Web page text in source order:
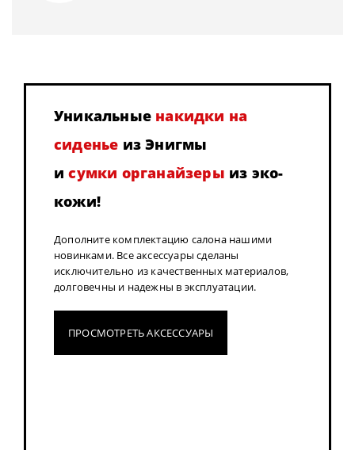
Уникальные накидки на
сиденье из Энигмы
исумки органайзеры из эко-
кожи!
Дополните комплектацию салона нашими
новинками. Все аксессуары сделаны
исключительно из качественных материалов,
долговечны и надежны в эксплуатации.
ПРОСМОТРЕТЬ АКСЕССУАРЫ